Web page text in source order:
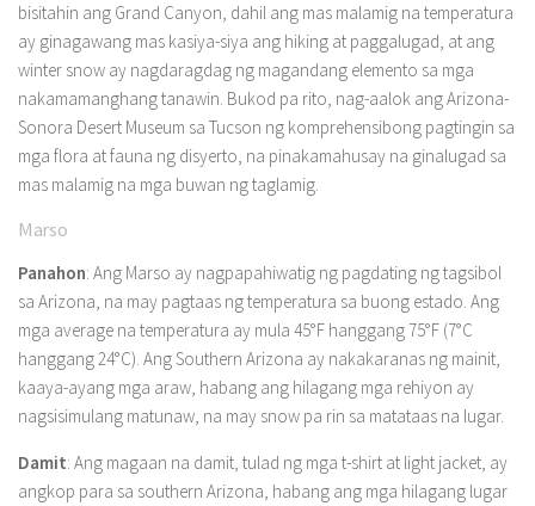
bisitahin ang Grand Canyon, dahil ang mas malamig na temperatura
ay ginagawang mas kasiya-siya ang hiking at paggalugad, at ang
winter snow ay nagdaragdag ng magandang elemento sa mga
nakamamanghang tanawin. Bukod pa rito, nag-aalok ang Arizona-
Sonora Desert Museum sa Tucson ng komprehensibong pagtingin sa
mga flora at fauna ng disyerto, na pinakamahusay na ginalugad sa
mas malamig na mga buwan ng taglamig.
Marso
Panahon: Ang Marso ay nagpapahiwatig ng pagdating ng tagsibol
sa Arizona, na may pagtaas ng temperatura sa buong estado. Ang
mga average na temperatura ay mula 45°F hanggang 75°F (7°C
hanggang 24°C). Ang Southern Arizona ay nakakaranas ng mainit,
kaaya-ayang mga araw, habang ang hilagang mga rehiyon ay
nagsisimulang matunaw, na may snow pa rin sa matataas na lugar.
Damit: Ang magaan na damit, tulad ng mga t-shirt at light jacket, ay
angkop para sa southern Arizona, habang ang mga hilagang lugar